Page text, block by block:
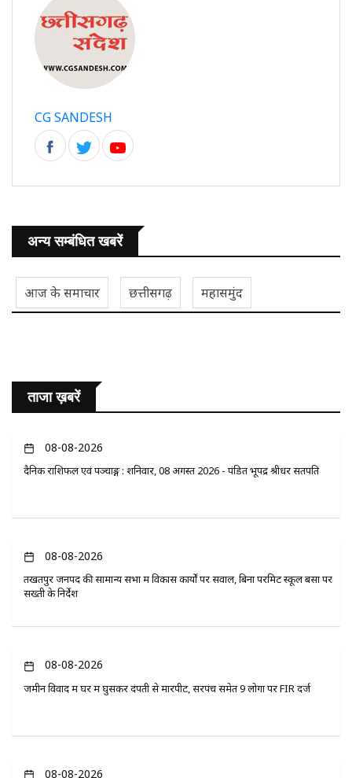
CG SANDESH
अन्य सम्बंधित खबरें
आज के समाचार छत्तीसगढ़ महासमुंद
ताजा ख़बरें
08-08-2026
दैनिक राशिफल एवं पञ्चाङ्ग : शनिवार, 08 अगस्त 2026 - पंडित भूपेंद्र श्रीधर सतपति
08-08-2026
तखतपुर जनपद की सामान्य सभा में विकास कार्यों पर सवाल, बिना परमिट स्कूल बसों पर
सख्ती के निर्देश
08-08-2026
जमीन विवाद में घर में घुसकर दंपती से मारपीट, सरपंच समेत 9 लोगों पर FIR दर्ज
08-08-2026